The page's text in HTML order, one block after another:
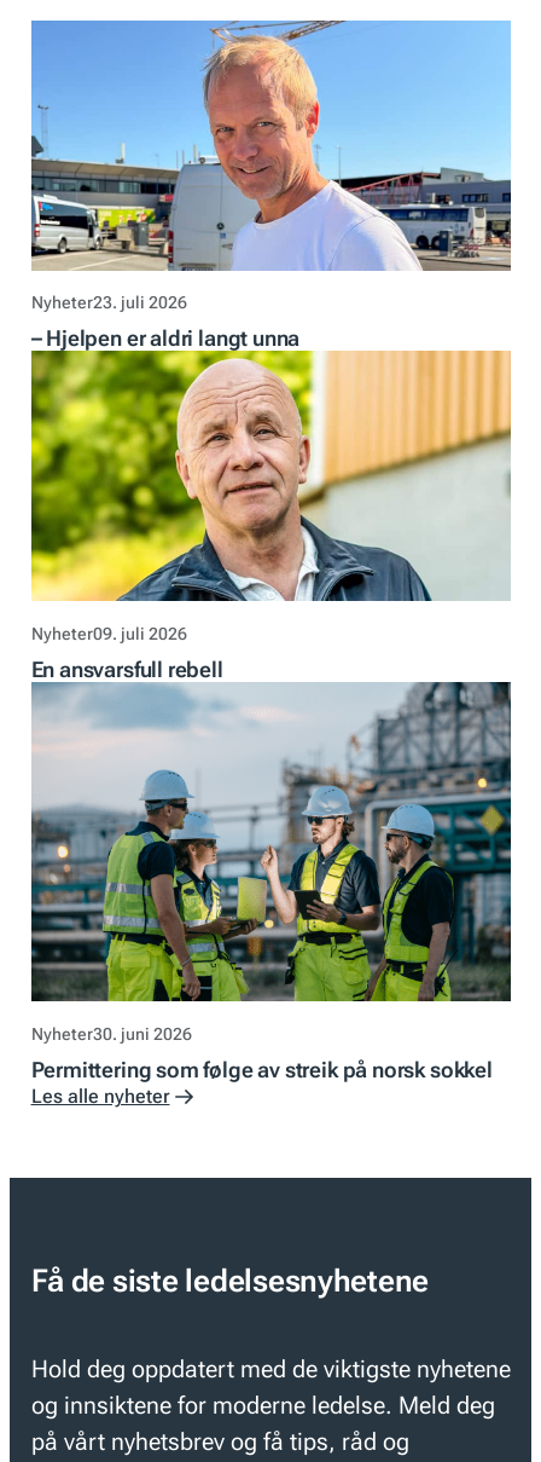
Nyheter23. juli 2026
– Hjelpen er aldri langt unna
Nyheter09. juli 2026
En ansvarsfull rebell
Nyheter30. juni 2026
Permittering som følge av streik på norsk sokkel
Les alle nyheter
Få de siste ledelsesnyhetene
Hold deg oppdatert med de viktigste nyhetene
og innsiktene for moderne ledelse. Meld deg
på vårt nyhetsbrev og få tips, råd og